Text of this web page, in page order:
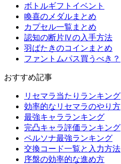
ボトルギフトイベント
喚喜のメダルまとめ
カプセル一覧まとめ
認知の断片Ⅳの入手方法
羽ばたきのコインまとめ
ファントムパス買うべき？
おすすめ記事
リセマラ当たりランキング
効率的なリセマラのやり方
最強キャラランキング
完凸キャラ評価ランキング
ペルソナ最強ランキング
交換コード一覧と入力方法
序盤の効率的な進め方